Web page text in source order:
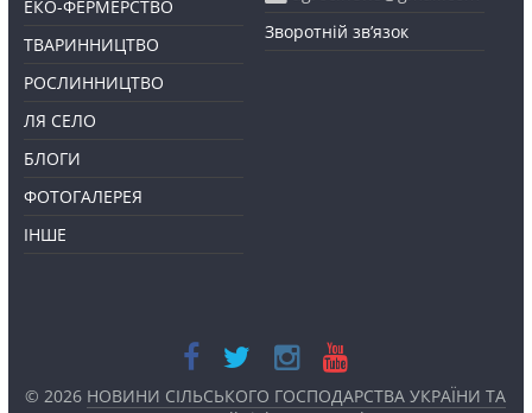
ЕКО-ФЕРМЕРСТВО
ТВАРИННИЦТВО
РОСЛИННИЦТВО
ЛЯ СЕЛО
БЛОГИ
ФОТОГАЛЕРЕЯ
ІНШЕ
Зворотній зв’язок
© 2026 НОВИНИ СІЛЬСЬКОГО ГОСПОДАРСТВА УКРАЇНИ ТА